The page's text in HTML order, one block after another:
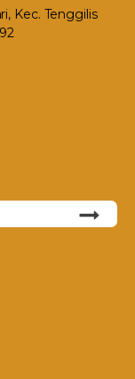
Kec. Tenggilis